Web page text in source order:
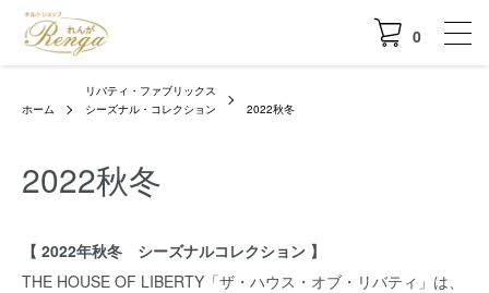
0
ホーム
リバティ・ファブリックス
シーズナル・コレクション
2022秋冬
2022秋冬
【 2022年秋冬 シーズナルコレクション 】
THE HOUSE OF LIBERTY「ザ・ハウス・オブ・リバティ」は、